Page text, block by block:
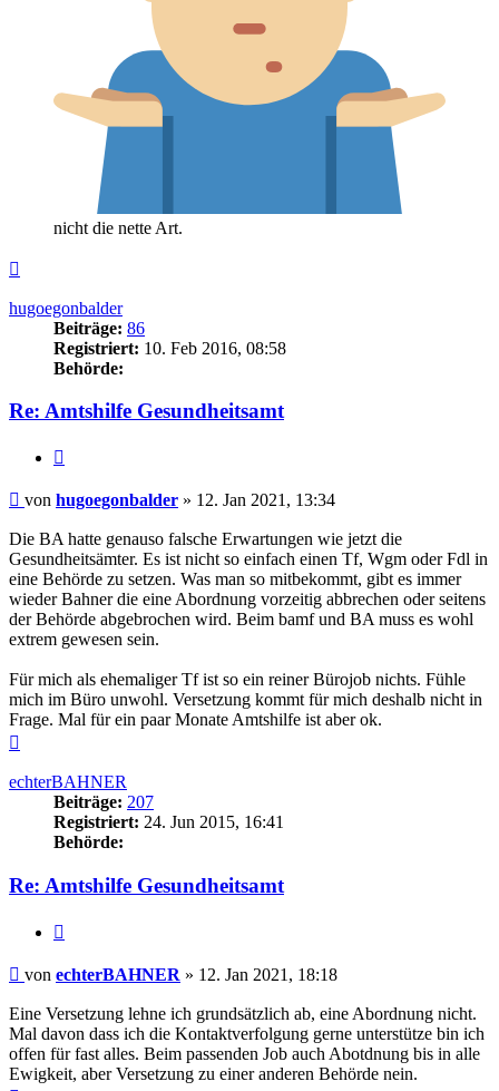
nicht die nette Art.
hugoegonbalder
Beiträge: 86
Registriert: 10. Feb 2016, 08:58
Behörde:
Re: Amtshilfe Gesundheitsamt
Beitrag
von hugoegonbalder » 12. Jan 2021, 13:34
Die BA hatte genauso falsche Erwartungen wie jetzt die
Gesundheitsämter. Es ist nicht so einfach einen Tf, Wgm oder Fdl in
eine Behörde zu setzen. Was man so mitbekommt, gibt es immer
wieder Bahner die eine Abordnung vorzeitig abbrechen oder seitens
der Behörde abgebrochen wird. Beim bamf und BA muss es wohl
extrem gewesen sein.
Für mich als ehemaliger Tf ist so ein reiner Bürojob nichts. Fühle
mich im Büro unwohl. Versetzung kommt für mich deshalb nicht in
Frage. Mal für ein paar Monate Amtshilfe ist aber ok.
echterBAHNER
Beiträge: 207
Registriert: 24. Jun 2015, 16:41
Behörde:
Re: Amtshilfe Gesundheitsamt
Beitrag
von echterBAHNER » 12. Jan 2021, 18:18
Eine Versetzung lehne ich grundsätzlich ab, eine Abordnung nicht.
Mal davon dass ich die Kontaktverfolgung gerne unterstütze bin ich
offen für fast alles. Beim passenden Job auch Abotdnung bis in alle
Ewigkeit, aber Versetzung zu einer anderen Behörde nein.